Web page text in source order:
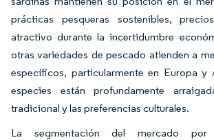
prácticas pesqueras sostenibles,
atractivo durante la incertidumbre
otras variedades de pescado atienden a
específicos, particularmente en Europa y
especies están profundamente
tradicional y las preferencias culturales.
La segmentación del mercado por